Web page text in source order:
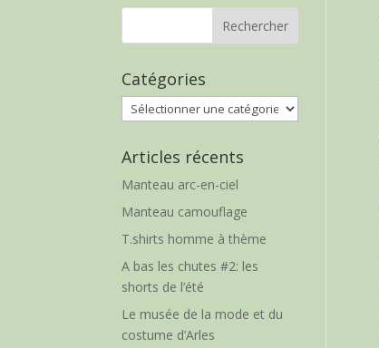
Catégories
Catégories
Articles récents
Manteau arc-en-ciel
Manteau camouflage
T.shirts homme à thème
A bas les chutes #2: les
shorts de l’été
Le musée de la mode et du
costume d’Arles